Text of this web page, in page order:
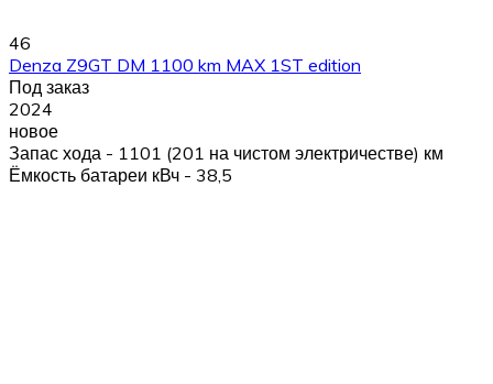
46
Denza Z9GT DM 1100 km MAX 1ST edition
Под заказ
2024
новое
Запас хода - 1101 (201 на чистом электричестве) км
Ёмкость батареи кВч - 38,5